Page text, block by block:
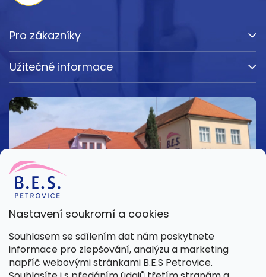
Nastavení soukromí a cookies
Souhlasem se sdílením dat nám poskytnete
informace pro zlepšování, analýzu a marketing
napříč webovými stránkami B.E.S Petrovice.
Pro zákazníky
Užitečné informace
Kamenná prodejna
Pondělí – Pátek 8:00 – 15:30
Petrovice 42, 262 55 Petrovice
Více informací